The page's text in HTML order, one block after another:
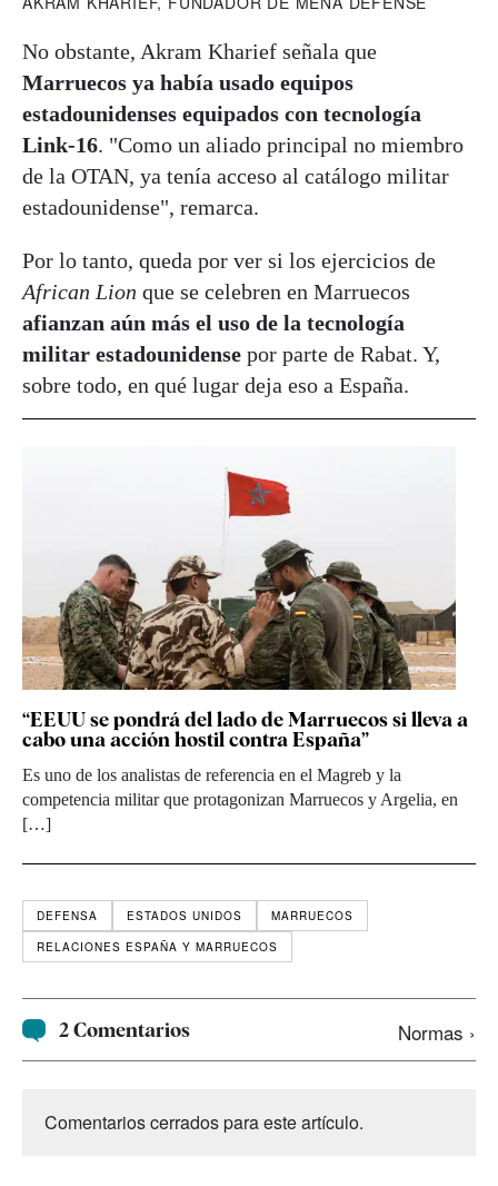
No obstante, Akram Kharief señala que
Marruecos ya había usado equipos
estadounidenses equipados con tecnología
Link-16. "Como un aliado principal no miembro
de la OTAN, ya tenía acceso al catálogo militar
estadounidense", remarca.
Por lo tanto, queda por ver si los ejercicios de
African Lion que se celebren en Marruecos
afianzan aún más el uso de la tecnología
militar estadounidense por parte de Rabat. Y,
sobre todo, en qué lugar deja eso a España.
“EEUU se pondrá del lado de Marruecos si lleva a
cabo una acción hostil contra España”
Es uno de los analistas de referencia en el Magreb y la
competencia militar que protagonizan Marruecos y Argelia, en
[…]
DEFENSA ESTADOS UNIDOS
MARRUECOS
RELACIONES ESPAÑA Y MARRUECOS
2 Comentarios Normas ›
Comentarios cerrados para este artículo.